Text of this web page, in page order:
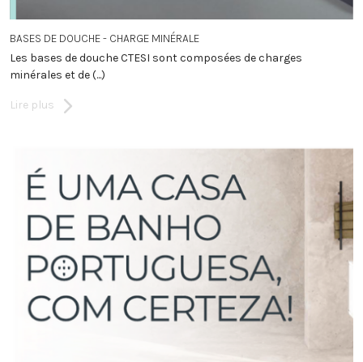
BASES DE DOUCHE - CHARGE MINÉRALE
Les bases de douche CTESI sont composées de charges
minérales et de (...)
Lire plus